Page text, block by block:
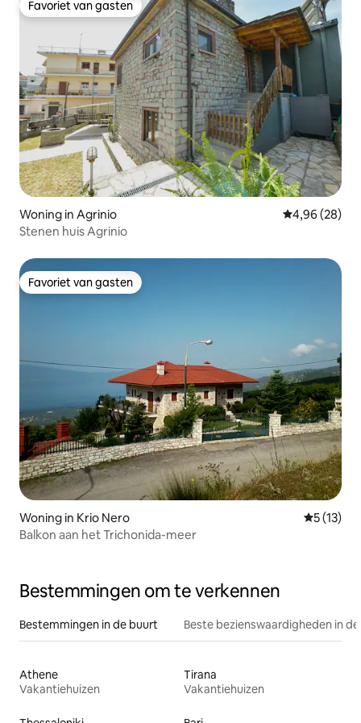
Favoriet van gasten
Favoriet van gasten
Woning in Agrinio Gemiddelde
4,96 (28)
Stenen huis Agrinio
Favoriet van gasten
Favoriet van gasten
Woning in Krio Nero
5 (13)
Balkon aan het Trichonida-meer
Bestemmingen om te verkennen
Bestemmingen in de buurt Beste bezienswaardigheden in
Athene
Vakantiehuizen
Tirana
Vakantiehuizen